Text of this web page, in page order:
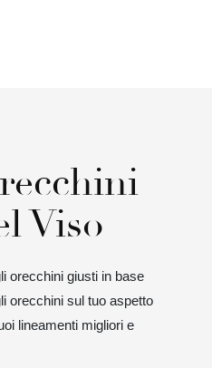
Viso
orecchini giusti in base
orecchini sul tuo aspetto
lineamenti migliori e